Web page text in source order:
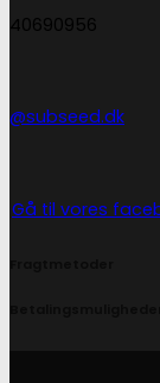
40690956
@subseed.dk
Gå til vores